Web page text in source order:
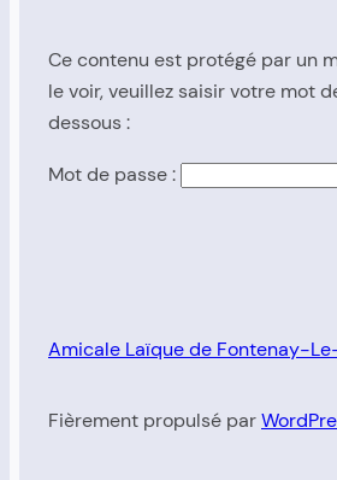
Ce contenu est protégé par un
le voir, veuillez saisir votre mot
dessous :
Mot de passe :
Amicale Laïque de Fontenay-
Fièrement propulsé par